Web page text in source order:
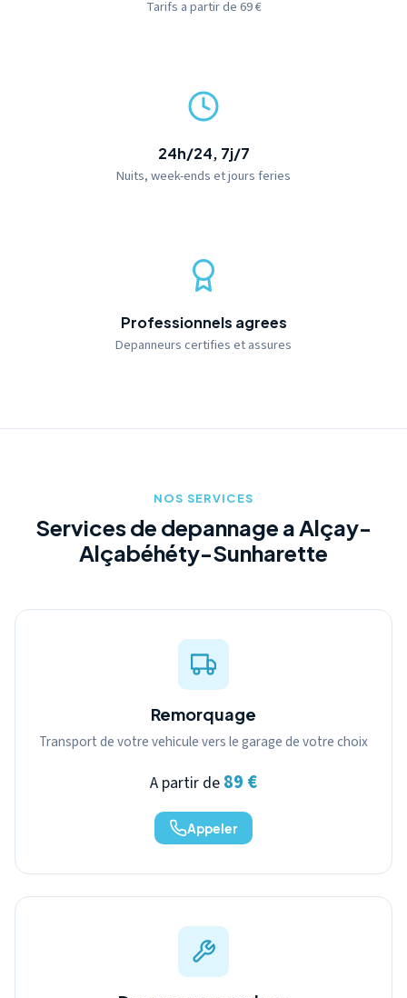
Tarifs a partir de 69 €
24h/24, 7j/7
Nuits, week-ends et jours feries
Professionnels agrees
Depanneurs certifies et assures
NOS SERVICES
Services de depannage a Alçay-
Alçabéhéty-Sunharette
Remorquage
Transport de votre vehicule vers le garage de votre choix
A partir de 89 €
Appeler